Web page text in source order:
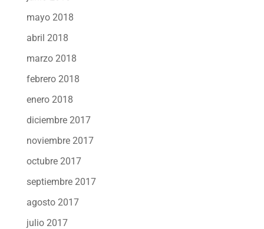
mayo 2018
abril 2018
marzo 2018
febrero 2018
enero 2018
diciembre 2017
noviembre 2017
octubre 2017
septiembre 2017
agosto 2017
julio 2017